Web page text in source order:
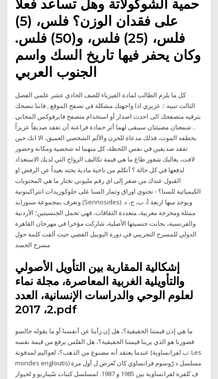
حمية الشوكولاتة وهل تساعد فعلا
على فقدان الوزن؟ فلس، (5)
فلس، (25) فلس، و(50) فلس.
وكان يحفر فيها تاريخ السك واسم
الجنوب العربي
كل ما يلزم الطالب لمادة الفيزياء للصف الحادي عشر علمي الفصل
الثالث تنبيه :: عزيزي اذا واجهتك مشكلة في تصفح الموقع , فاننا ننصحك
بترقيه متصفحك الى احدث اصدار أو استخدام متصفح فايرفوكس المجاني
.. شمعتان مضيئتان سيبقى لهما أثر حمادة فراعنة أن تفقد صديقاً عزيزاً
يخطفه الموت، فذلك مدعاة للحزن والألم الشخصي العميق، الا انك حين
تفقد صديقين في نفس اللحظة، كل منهما له شخصية ومكانة وحضور
لافت، يغالبك شعور طاغ ما هي قيمة تكاليف الزواج التي لديك الاستعداد
لدفعها في كل حالة ؟ أتكلم من ناحية مادية بحته بعيداً عن الرفض او
القبول عندك من صفر إلى اي رقم مليوني تختار ما هي المحتويات
الكيميائية للسنا؟ - تحتوي اوراق وثمار السنا على جلوكوزيدات انثراكينونية
وتعرف بمجموعة سنوزايد (Sennosides) ويوجد منها اربعة أ، ب، ج، د.
ممثلة ومخرجة مغربية، متعددة الثقافات، فهي تحمل الجنسيتين؛ الأردنية
والفرنسية، بجانت جنسيتها الأصلية، شاركت مؤخرا في مهرجان القاهرة
الدولي للمسرح التجريبي في دورة اليوبيل الفضي حيث ألقت كلمة حول
مسرح الجسد
إشكالية المقاربة بين التأويل الأصولي
والتأويلية الغربية المعاصرة، مجلة نماء
لعلوم الوحي والدراسات الإنسانية، العدد
2، 2017.pdf
ما هي إذن قيمتنا الحقيقية؟، هل إن رأينا عن أنفسنا أو ما يقوله جالسو
قصورنا هو الذي يرينا قيمتنا الحقيقية؟، هل الفلس يرفع من قيمة نفسه
عندما يعتقد أنه مصنوع من الذهب؟، لعواليم لمدفونة (ب لفرانساوية: Les
mondes engloutis) مسلسل د رّوسوم فرانساوي كان تّعرض ل أول مرة
ف تّلفزة لفرانساوية بين 1985 و 1987. لمسلسل كتبات سّيناريو و لحيوار